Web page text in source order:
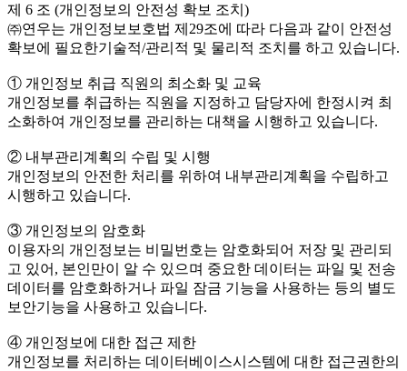
제 6 조 (개인정보의 안전성 확보 조치)
㈜연우는 개인정보보호법 제29조에 따라 다음과 같이 안전성
확보에 필요한기술적/관리적 및 물리적 조치를 하고 있습니다.
① 개인정보 취급 직원의 최소화 및 교육
개인정보를 취급하는 직원을 지정하고 담당자에 한정시켜 최
소화하여 개인정보를 관리하는 대책을 시행하고 있습니다.
② 내부관리계획의 수립 및 시행
개인정보의 안전한 처리를 위하여 내부관리계획을 수립하고
시행하고 있습니다.
③ 개인정보의 암호화
이용자의 개인정보는 비밀번호는 암호화되어 저장 및 관리되
고 있어, 본인만이 알 수 있으며 중요한 데이터는 파일 및 전송
데이터를 암호화하거나 파일 잠금 기능을 사용하는 등의 별도
보안기능을 사용하고 있습니다.
④ 개인정보에 대한 접근 제한
개인정보를 처리하는 데이터베이스시스템에 대한 접근권한의